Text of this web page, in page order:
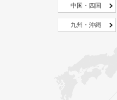
中国・四国
九州・沖縄